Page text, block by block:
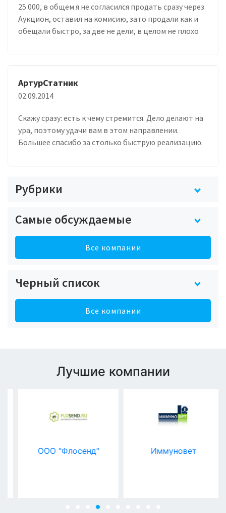
25 000, в общем я не согласился продать сразу через
Аукцион, оставил на комисию, зато продали как и
обещали быстро, за две не дели, в целом не плохо
АртурСтатник
02.09.2014
Скажу сразу: есть к чему стремится. Дело делают на
ура, поэтому удачи вам в этом направлении.
Большее спасибо за столько быструю реализацию.
Рубрики
Самые обсуждаемые
Все компании
Черный список
Все компании
Лучшие компании
ООО "Флосенд" Иммуновет